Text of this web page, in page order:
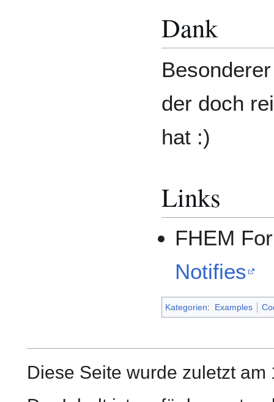
Dank
der doch
hat :)
Links
FHEM
Notifies
Kategorien: Examples
Diese Seite wurde zuletzt